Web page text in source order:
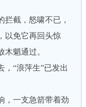
截，怒啸不已，
以免它再回头惊
魈通过。
“浪萍生”已发出
一支急箭带着劲